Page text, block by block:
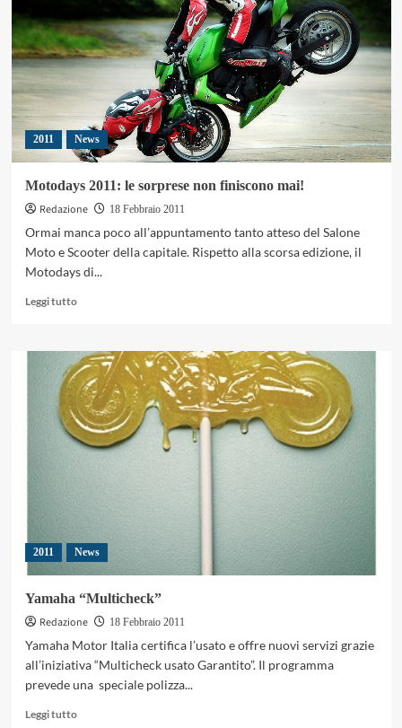
2011 News
Motodays 2011: le sorprese non finiscono mai!
Redazione
18 Febbraio 2011
Ormai manca poco all’appuntamento tanto atteso del Salone
Moto e Scooter della capitale. Rispetto alla scorsa edizione, il
Motodays di...
Leggi tuttoLeggi
su
Motodays
2011:
le
sorprese
non
finiscono
2011 News
Yamaha “Multicheck”
Redazione
18 Febbraio 2011
Yamaha Motor Italia certifica l’usato e offre nuovi servizi grazie
all’iniziativa “Multicheck usato Garantito”. Il programma
prevede una speciale polizza...
Leggi tuttoLeggi